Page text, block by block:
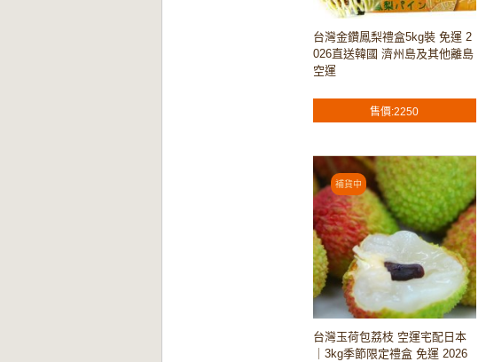
台灣金鑽鳳梨禮盒5kg裝 免運 2
026直送韓國 濟州島及其他離島
空運
售價:2250
台灣玉荷包荔枝 空運宅配日本
｜3kg季節限定禮盒 免運 2026